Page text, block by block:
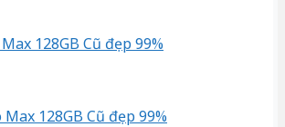
128GB Cũ đẹp 99%